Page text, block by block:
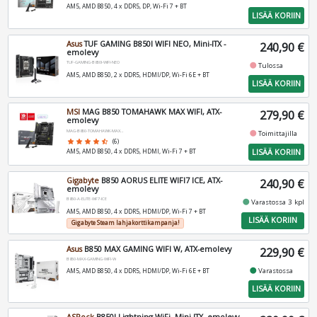
AM5, AMD B850, 4 x DDR5, DP, Wi-Fi 7 + BT
LISÄÄ KORIIN
AsusTUF GAMING B850I WIFI NEO, Mini-ITX -
emolevy
TUF-GAMING-B850I-WIFI-NEO
AM5, AMD B850, 2 x DDR5, HDMI/DP, Wi-Fi 6E + BT
240,90 €
fiber_manual_recordTulossa
LISÄÄ KORIIN
MSI MAG B850 TOMAHAWK MAX WIFI, ATX-
emolevy
MAG-B850-TOMAHAWK-MAX-WIFI
star star star star star_half (6)
AM5, AMD B850, 4 x DDR5, HDMI, Wi-Fi 7 + BT
279,90 €
fiber_manual_recordToimittajilla
LISÄÄ KORIIN
Gigabyte B850 AORUS ELITE WIFI7 ICE, ATX-
emolevy
B850-A-ELITE-WF7-ICE
AM5, AMD B850, 4 x DDR5, HDMI/DP, Wi-Fi 7 + BT
Gigabyte Steam lahjakorttikampanja!
240,90 €
fiber_manual_recordVarastossa 3 kpl
LISÄÄ KORIIN
AsusB850 MAX GAMING WIFI W, ATX-emolevy
B850-MAX-GAMING-WIFI-W
AM5, AMD B850, 4 x DDR5, HDMI/DP, Wi-Fi 6E + BT
229,90 €
fiber_manual_recordVarastossa
LISÄÄ KORIIN